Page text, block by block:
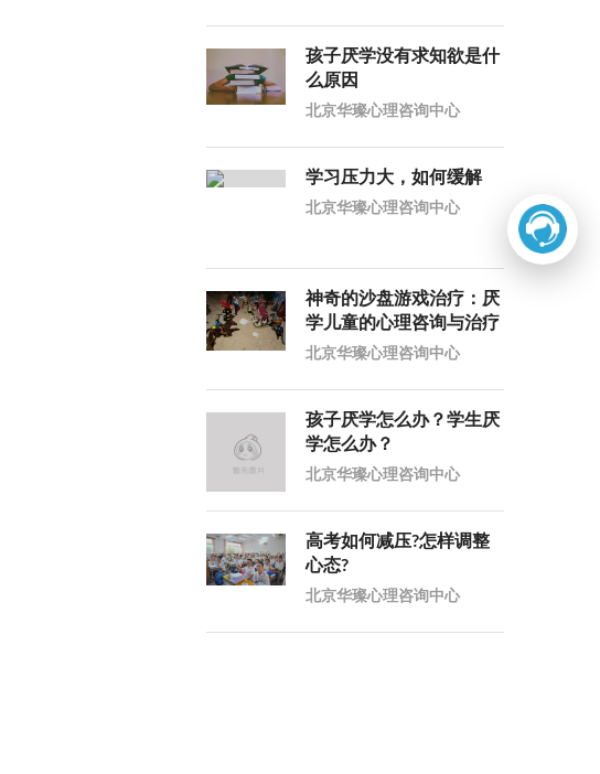
孩子厌学没有求知欲是什
么原因
北京华璨心理咨询中心
学习压力大，如何缓解
北京华璨心理咨询中心
神奇的沙盘游戏治疗：厌
学儿童的心理咨询与治疗
北京华璨心理咨询中心
孩子厌学怎么办？学生厌
学怎么办？
北京华璨心理咨询中心
高考如何减压?怎样调整
心态?
北京华璨心理咨询中心